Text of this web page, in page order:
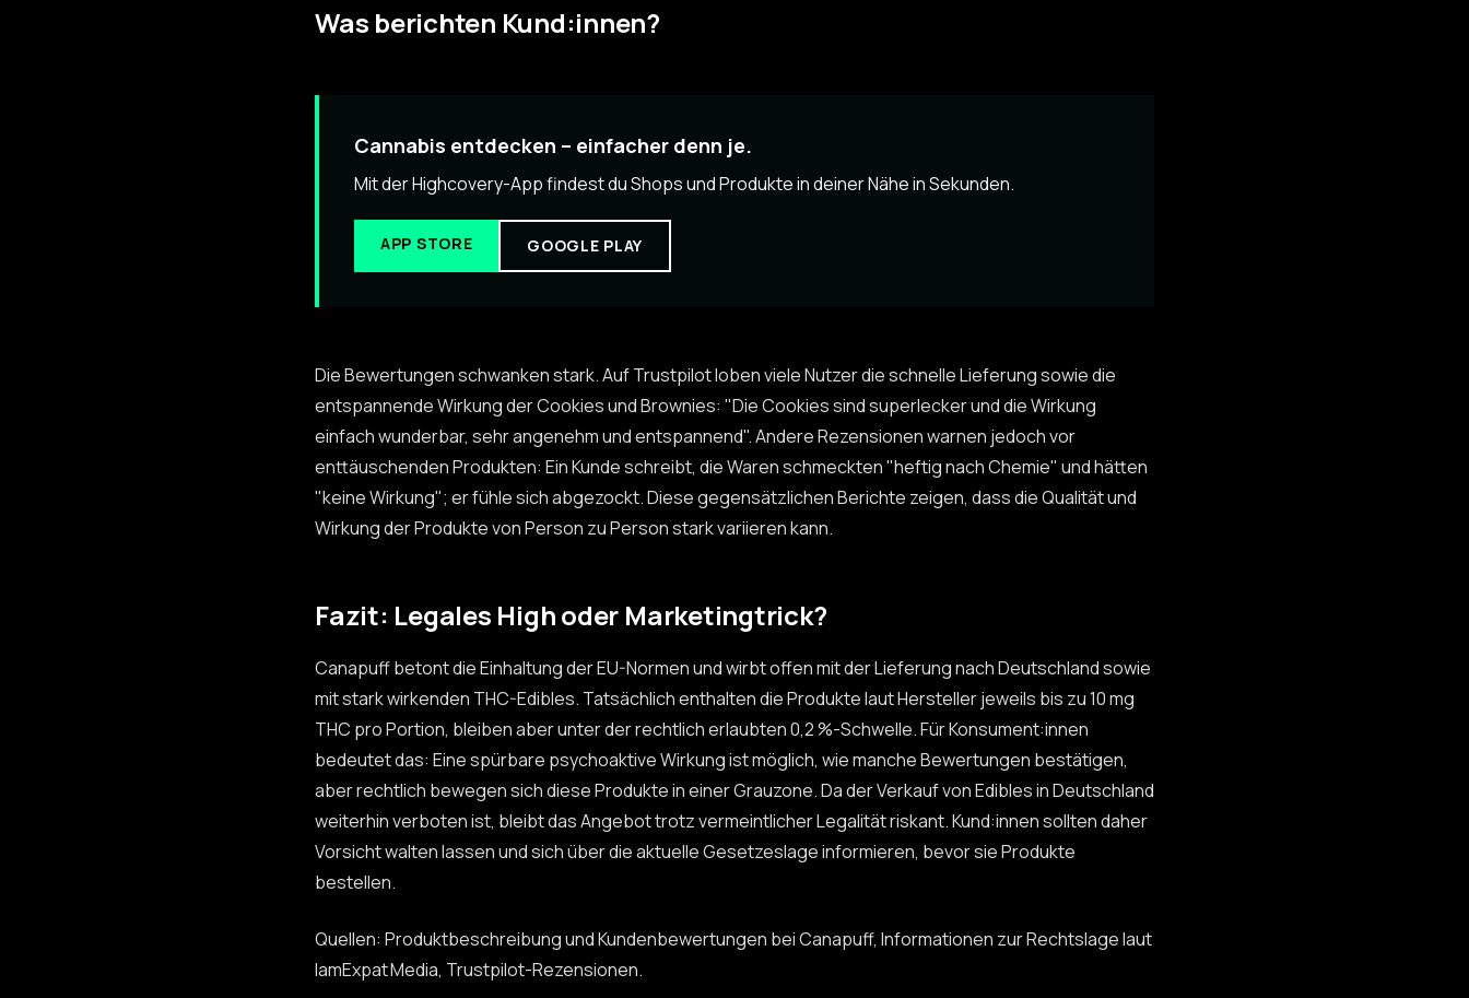
Was berichten Kund:innen?
Cannabis entdecken – einfacher denn je.
Mit der Highcovery-App findest du Shops und Produkte in deiner Nähe in Sekunden.
APP STORE GOOGLE PLAY
Die Bewertungen schwanken stark. Auf Trustpilot loben viele Nutzer die schnelle Lieferung sowie die
entspannende Wirkung der Cookies und Brownies: "Die Cookies sind superlecker und die Wirkung
einfach wunderbar, sehr angenehm und entspannend". Andere Rezensionen warnen jedoch vor
enttäuschenden Produkten: Ein Kunde schreibt, die Waren schmeckten "heftig nach Chemie" und hätten
"keine Wirkung"; er fühle sich abgezockt. Diese gegensätzlichen Berichte zeigen, dass die Qualität und
Wirkung der Produkte von Person zu Person stark variieren kann.
Fazit: Legales High oder Marketingtrick?
Canapuff betont die Einhaltung der EU-Normen und wirbt offen mit der Lieferung nach Deutschland sowie
mit stark wirkenden THC-Edibles. Tatsächlich enthalten die Produkte laut Hersteller jeweils bis zu 10 mg
THC pro Portion, bleiben aber unter der rechtlich erlaubten 0,2 %-Schwelle. Für Konsument:innen
bedeutet das: Eine spürbare psychoaktive Wirkung ist möglich, wie manche Bewertungen bestätigen,
aber rechtlich bewegen sich diese Produkte in einer Grauzone. Da der Verkauf von Edibles in Deutschland
weiterhin verboten ist, bleibt das Angebot trotz vermeintlicher Legalität riskant. Kund:innen sollten daher
Vorsicht walten lassen und sich über die aktuelle Gesetzeslage informieren, bevor sie Produkte
bestellen.
Quellen: Produktbeschreibung und Kundenbewertungen bei Canapuff, Informationen zur Rechtslage laut
IamExpat Media, Trustpilot-Rezensionen.